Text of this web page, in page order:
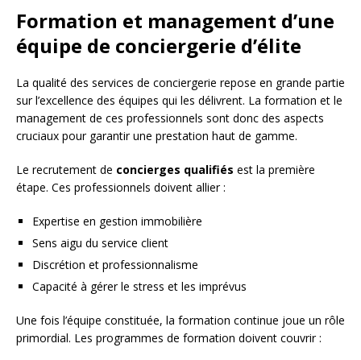
Formation et management d’une
équipe de conciergerie d’élite
La qualité des services de conciergerie repose en grande partie
sur l’excellence des équipes qui les délivrent. La formation et le
management de ces professionnels sont donc des aspects
cruciaux pour garantir une prestation haut de gamme.
Le recrutement de concierges qualifiés est la première
étape. Ces professionnels doivent allier :
Expertise en gestion immobilière
Sens aigu du service client
Discrétion et professionnalisme
Capacité à gérer le stress et les imprévus
Une fois l’équipe constituée, la formation continue joue un rôle
primordial. Les programmes de formation doivent couvrir :